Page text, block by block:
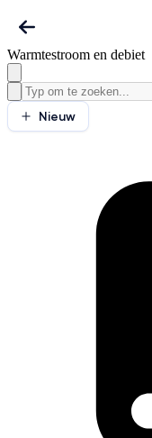
Warmtestroom en debiet
Nieuw